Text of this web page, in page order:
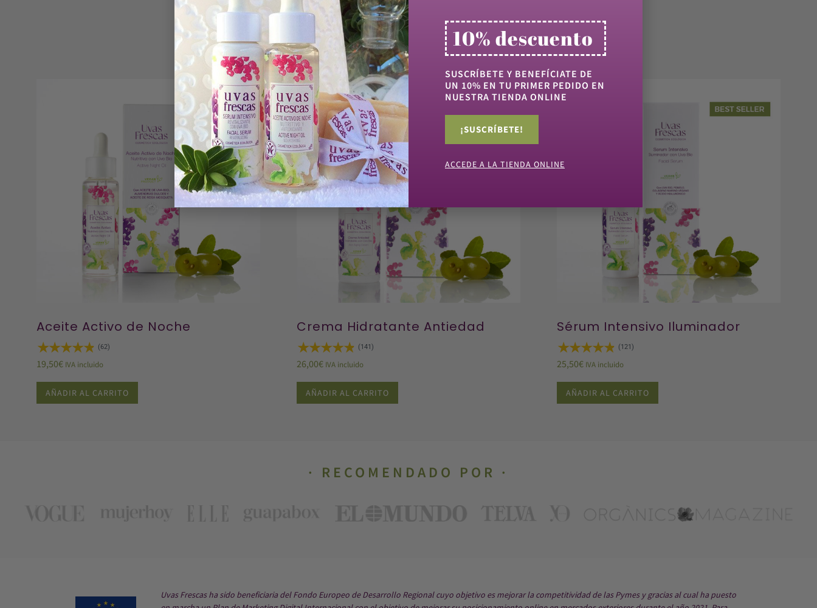
Comprados juntos
Aceite Activo de Noche
(62)
19,50€ IVA incluido
AÑADIR AL CARRITO
Crema Hidratante Antiedad
(141)
26,00€ IVA incluido
AÑADIR AL CARRITO
Sérum Intensivo Iluminador
(121)
25,50€ IVA incluido
AÑADIR AL CARRITO
RECOMENDADO POR
Uvas Frescas ha sido beneficiaria del Fondo Europeo de Desarrollo Regional cuyo objetivo es mejorar la competitividad de las Pymes y gracias al cual ha puesto
10% descuento
SUSCRÍBETE Y BENEFÍCIATE DE
UN 10% EN TU PRIMER PEDIDO EN
NUESTRA TIENDA ONLINE
¡SUSCRÍBETE!
ACCEDE A LA TIENDA ONLINE